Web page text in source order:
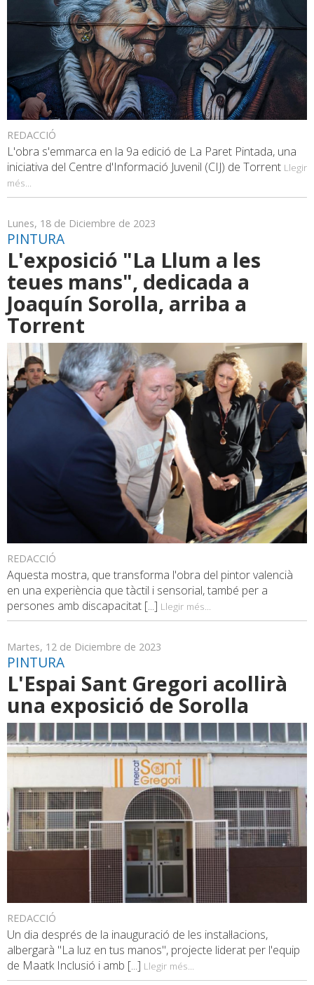
REDACCIÓ
L'obra s'emmarca en la 9a edició de La Paret Pintada, una
iniciativa del Centre d'Informació Juvenil (CIJ) de Torrent Llegir
més...
Lunes, 18 de Diciembre de 2023
PINTURA
L'exposició "La Llum a les
teues mans", dedicada a
Joaquín Sorolla, arriba a
Torrent
REDACCIÓ
Aquesta mostra, que transforma l'obra del pintor valencià
en una experiència que tàctil i sensorial, també per a
persones amb discapacitat [...] Llegir més...
Martes, 12 de Diciembre de 2023
PINTURA
L'Espai Sant Gregori acollirà
una exposició de Sorolla
REDACCIÓ
Un dia després de la inauguració de les instal·lacions,
albergarà "La luz en tus manos", projecte liderat per l'equip
de Maatk Inclusió i amb [...] Llegir més...